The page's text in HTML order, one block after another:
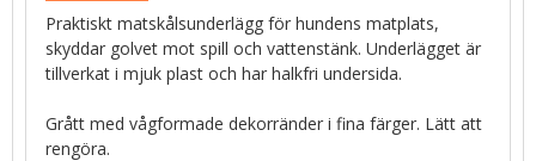
Praktiskt matskålsunderlägg för hundens matplats,
skyddar golvet mot spill och vattenstänk. Underlägget är
tillverkat i mjuk plast och har halkfri undersida.
Grått med vågformade dekorränder i fina färger. Lätt att
rengöra.